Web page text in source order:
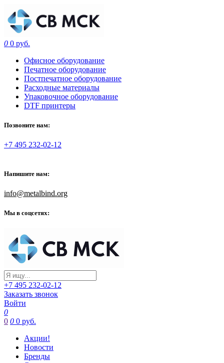
0 0 руб.
Офисное оборудование
Печатное оборудование
Постпечатное оборудование
Расходные материалы
Упаковочное оборудование
DTF принтеры
Позвоните нам:
+7 495 232-02-12
Напишите нам:
info@metalbind.org
Мы в соцсетях:
+7 495 232-02-12
Заказать звонок
Войти
0
0 0 0 руб.
Акции!
Новости
Бренды